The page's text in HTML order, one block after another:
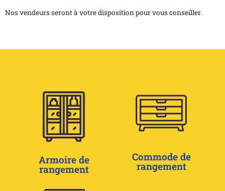
Nos vendeurs seront à votre disposition pour vous conseiller.
Armoire de
rangement
Commode de
rangement